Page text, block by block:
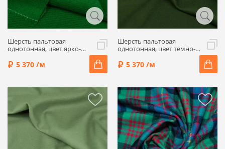
Шерсть пальтовая
однотонная, цвет ярко-
5 370 /м
Шерсть пальтовая
однотонная, цвет темно-
5 370 /м